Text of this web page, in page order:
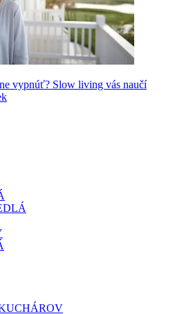
vypnúť? Slow living vás naučí